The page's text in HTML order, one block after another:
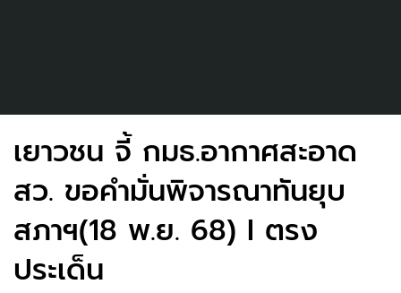
เยาวชน จี้ กมธ.อากาศสะอาด
สว. ขอคำมั่นพิจารณาทันยุบ
สภาฯ(18 พ.ย. 68) I ตรง
ประเด็น